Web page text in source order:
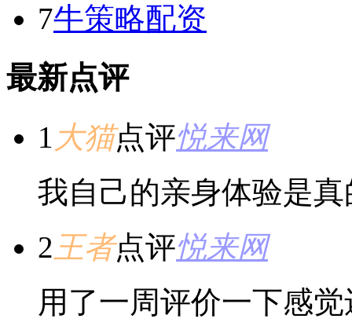
7牛策略配资
最新点评
1 大猫点评悦来网
我自己的亲身体验是
2 王者点评悦来网
用了一周评价一下感